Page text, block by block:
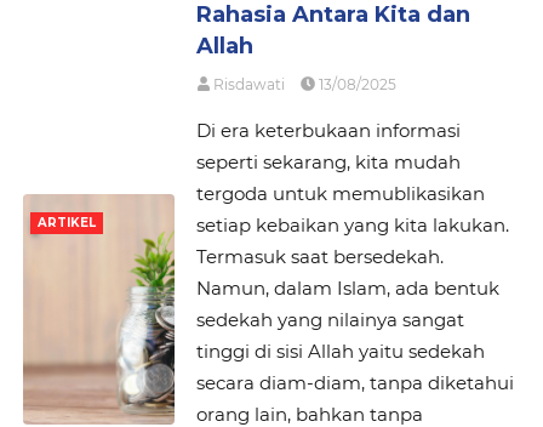
ARTIKEL
Rahasia Antara Kita dan
Allah
Risdawati 13/08/2025
Di era keterbukaan informasi
seperti sekarang, kita mudah
tergoda untuk memublikasikan
setiap kebaikan yang kita lakukan.
Termasuk saat bersedekah.
Namun, dalam Islam, ada bentuk
sedekah yang nilainya sangat
tinggi di sisi Allah yaitu sedekah
secara diam-diam, tanpa diketahui
orang lain, bahkan tanpa